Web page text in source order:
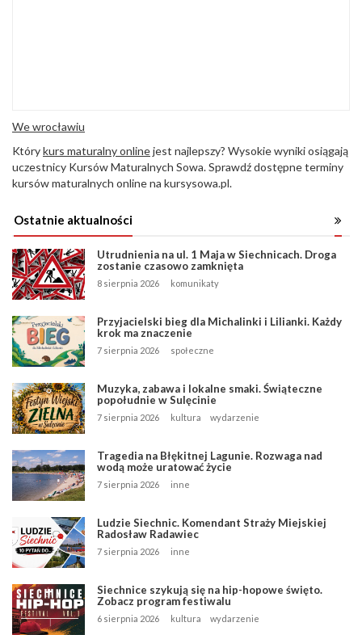
We wrocławiu
Którykurs maturalny onlinejest najlepszy? Wysokie wyniki osiągają
uczestnicy Kursów Maturalnych Sowa. Sprawdź dostępne terminy
kursów maturalnych online na kursysowa.pl.
Ostatnie aktualności
Utrudnienia na ul. 1 Maja w Siechnicach. Droga
zostanie czasowo zamknięta
8 sierpnia 2026 komunikaty
Przyjacielski bieg dla Michalinki i Lilianki. Każdy
krok ma znaczenie
7 sierpnia 2026 społeczne
Muzyka, zabawa i lokalne smaki. Świąteczne
popołudnie w Sulęcinie
7 sierpnia 2026 kultura wydarzenie
Tragedia na Błękitnej Lagunie. Rozwaga nad
wodą może uratować życie
7 sierpnia 2026 inne
Ludzie Siechnic. Komendant Straży Miejskiej
Radosław Radawiec
7 sierpnia 2026 inne
Siechnice szykują się na hip-hopowe święto.
Zobacz program festiwalu
6 sierpnia 2026 kultura wydarzenie